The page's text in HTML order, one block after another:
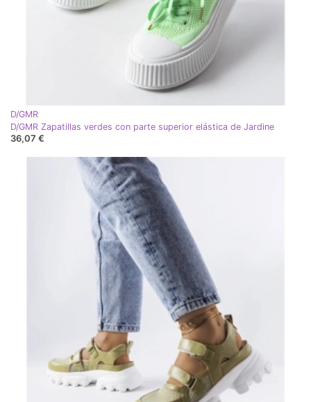
D/GMR
D/GMR Zapatillas verdes con parte superior elástica de Jardine
36,07 €